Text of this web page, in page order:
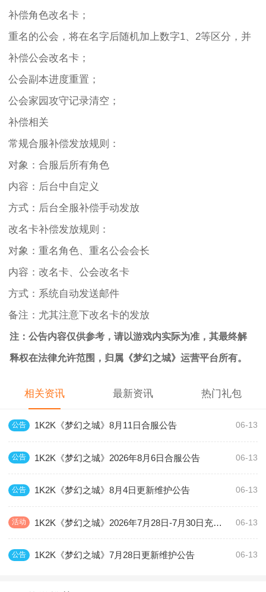
补偿角色改名卡；
重名的公会，将在名字后随机加上数字1、2等区分，并
补偿公会改名卡；
公会副本进度重置；
公会家园攻守记录清空；
补偿相关
常规合服补偿发放规则：
对象：合服后所有角色
内容：后台中自定义
方式：后台全服补偿手动发放
改名卡补偿发放规则：
对象：重名角色、重名公会会长
内容：改名卡、公会改名卡
方式：系统自动发送邮件
备注：尤其注意下改名卡的发放
注：公告内容仅供参考，请以游戏内实际为准，其最终解
释权在法律允许范围，归属《梦幻之城》运营平台所有。
相关资讯 最新资讯 热门礼包
公告 1K2K《梦幻之城》8月11日合服公告 06-13
公告 1K2K《梦幻之城》2026年8月6日合服公告 06-13
公告 1K2K《梦幻之城》8月4日更新维护公告 06-13
活动 1K2K《梦幻之城》2026年7月28日-7月30日充值活动 06-13
公告 1K2K《梦幻之城》7月28日更新维护公告 06-13